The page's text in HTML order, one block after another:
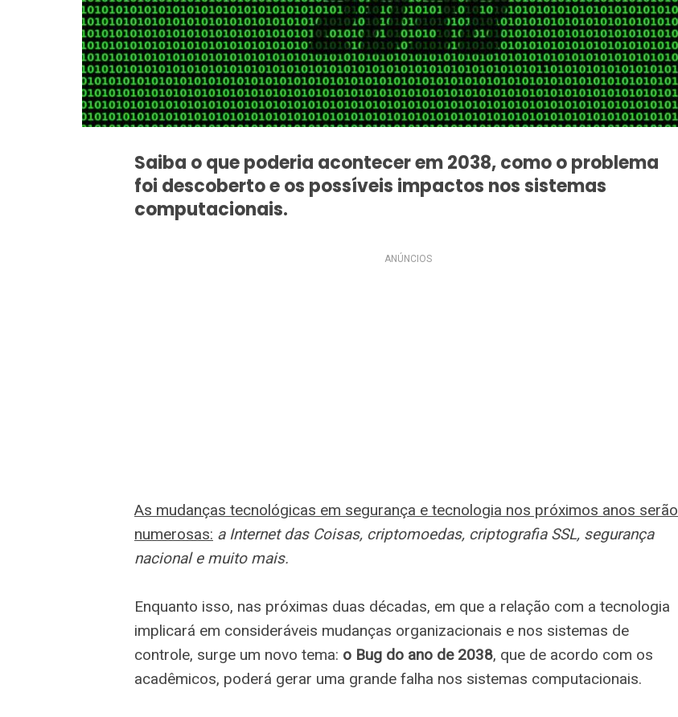
Saiba o que poderia acontecer em 2038, como o problema
foi descoberto e os possíveis impactos nos sistemas
computacionais.
ANÚNCIOS
As mudanças tecnológicas em segurança e tecnologia nos próximos anos serão
numerosas: a Internet das Coisas, criptomoedas, criptografia SSL, segurança
nacional e muito mais.
Enquanto isso, nas próximas duas décadas, em que a relação com a tecnologia
implicará em consideráveis ​​mudanças organizacionais e nos sistemas de
controle, surge um novo tema: o Bug do ano de 2038, que de acordo com os
acadêmicos, poderá gerar uma grande falha nos sistemas computacionais.